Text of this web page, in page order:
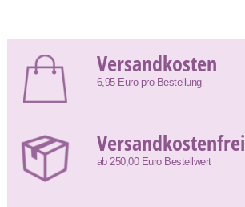
Versandkosten
6,95 Euro pro Bestellung
Versandkostenfrei
ab 250,00 Euro Bestellwert